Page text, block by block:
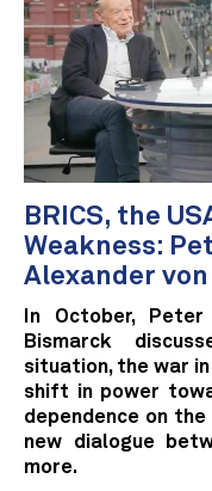
BRICS, the
Weakness:
Alexander
In October,
Bismarck
situation, the war
shift in power
dependence on
new dialogue
more.